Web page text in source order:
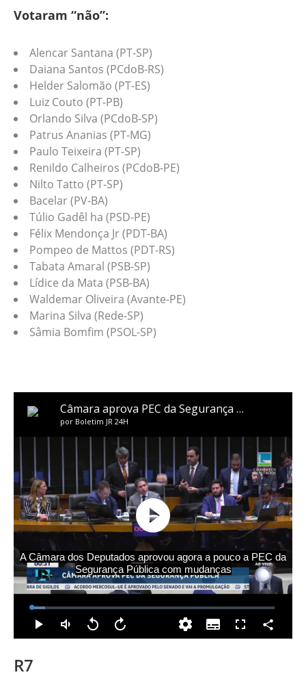
Votaram “não”:
Alencar Santana (PT-SP)
Daiana Santos (PCdoB-RS)
Helder Salomão (PT-ES)
Luiz Couto (PT-PB)
Orlando Silva (PCdoB-SP)
Patrus Ananias (PT-MG)
Paulo Teixeira (PT-SP)
Renildo Calheiros (PCdoB-PE)
Nilto Tatto (PT-SP)
Bacelar (PV-BA)
Túlio Gadêl ha (PSD-PE)
Félix Mendonça Jr (PDT-BA)
Pompeo de Mattos (PDT-RS)
Tabata Amaral (PSB-SP)
Lídice da Mata (PSB-BA)
Waldemar Oliveira (Avante-PE)
Marina Silva (Rede-SP)
Sâmia Bomfim (PSOL-SP)
R7